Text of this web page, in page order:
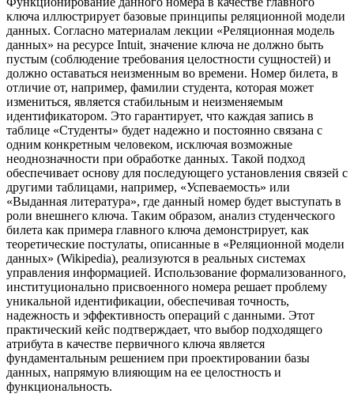
ключа иллюстрирует базовые принципы реляционной модели
данных. Согласно материалам лекции «Реляционная модель
данных» на ресурсе Intuit, значение ключа не должно быть
пустым (соблюдение требования целостности сущностей) и
должно оставаться неизменным во времени. Номер билета, в
отличие от, например, фамилии студента, которая может
измениться, является стабильным и неизменяемым
идентификатором. Это гарантирует, что каждая запись в
таблице «Студенты» будет надежно и постоянно связана с
одним конкретным человеком, исключая возможные
неоднозначности при обработке данных. Такой подход
обеспечивает основу для последующего установления связей с
другими таблицами, например, «Успеваемость» или
«Выданная литература», где данный номер будет выступать в
роли внешнего ключа. Таким образом, анализ студенческого
билета как примера главного ключа демонстрирует, как
теоретические постулаты, описанные в «Реляционной модели
данных» (Wikipedia), реализуются в реальных системах
управления информацией. Использование формализованного,
институционально присвоенного номера решает проблему
уникальной идентификации, обеспечивая точность,
надежность и эффективность операций с данными. Этот
практический кейс подтверждает, что выбор подходящего
атрибута в качестве первичного ключа является
фундаментальным решением при проектировании базы
данных, напрямую влияющим на ее целостность и
функциональность.